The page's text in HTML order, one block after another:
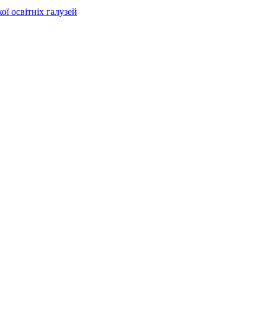
освітніх галузей